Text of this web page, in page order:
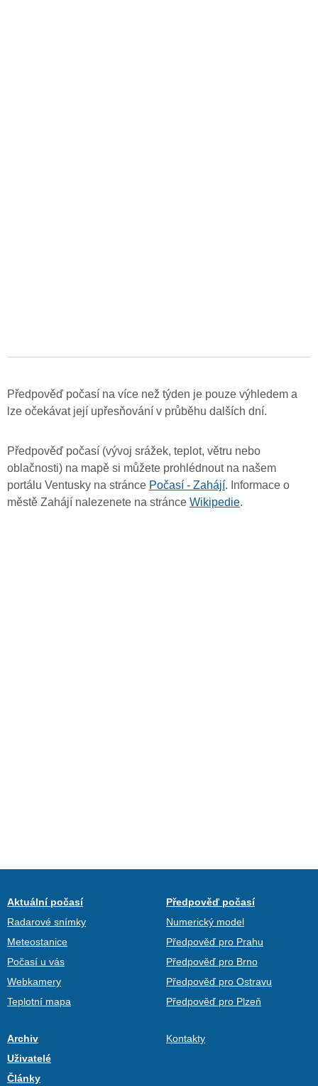
Předpověď počasí na více než týden je pouze výhledem a
lze očekávat její upřesňování v průběhu dalších dní.
Předpověď počasí (vývoj srážek, teplot, větru nebo
oblačnosti) na mapě si můžete prohlédnout na našem
portálu Ventusky na stránce Počasí - Zahájí. Informace o
městě Zahájí nalezenete na stránce Wikipedie.
Aktuální počasí
Radarové snímky
Meteostanice
Počasí u vás
Webkamery
Teplotní mapa
Předpověď počasí
Numerický model
Předpověď pro Prahu
Předpověď pro Brno
Předpověď pro Ostravu
Předpověď pro Plzeň
Archiv
Uživatelé
Články
Kontakty